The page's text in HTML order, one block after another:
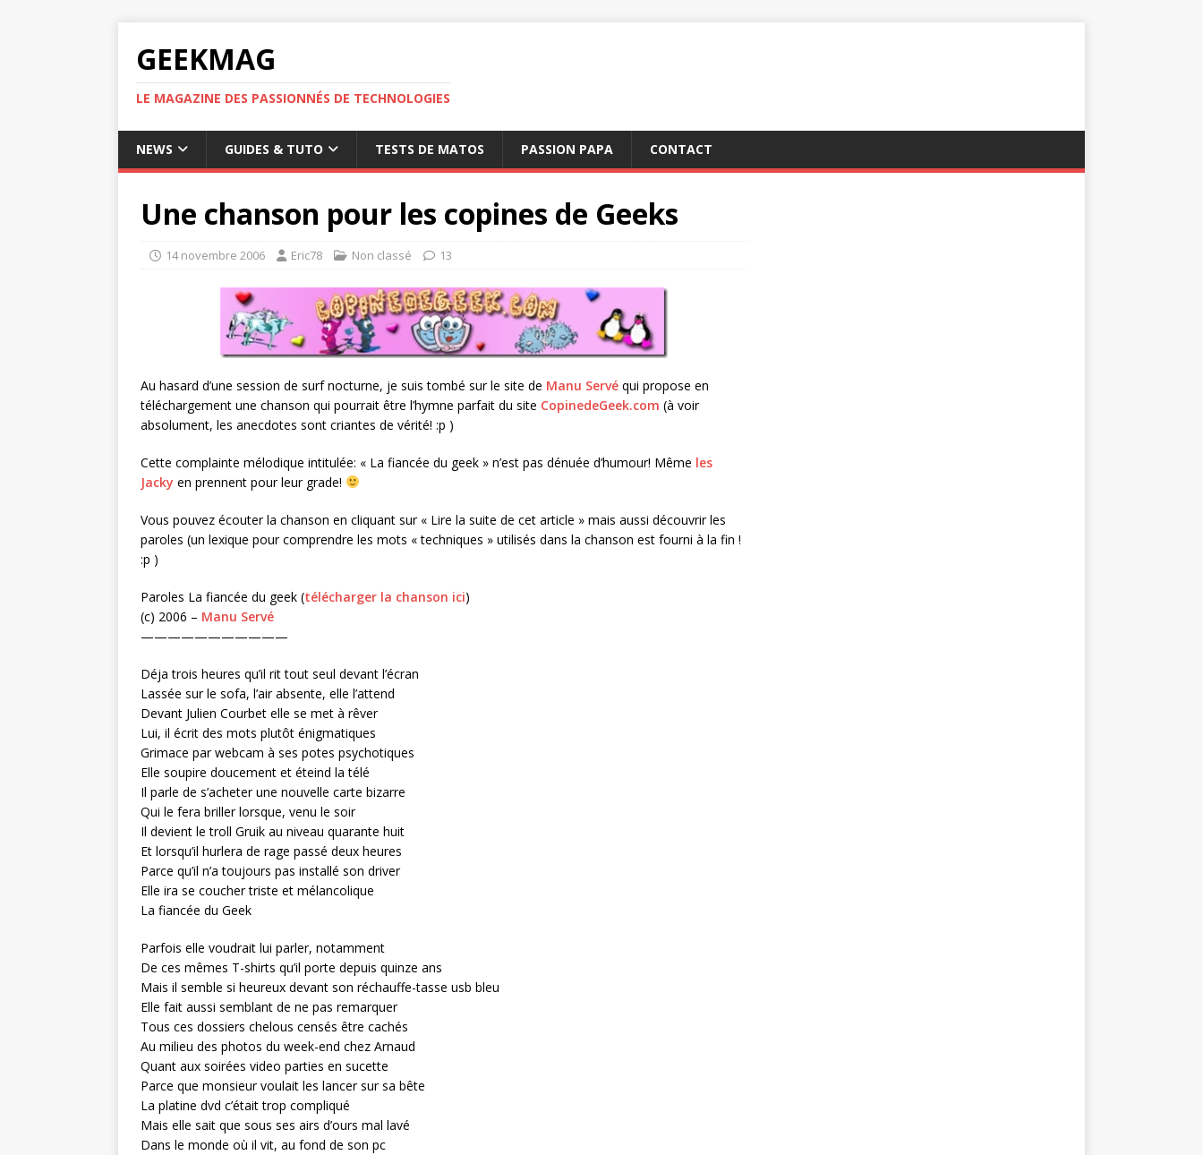
GEEKMAG
LE MAGAZINE DES PASSIONNÉS DE TECHNOLOGIES
NEWS GUIDES & TUTO TESTS DE MATOS PASSION PAPA CONTACT
Une chanson pour les copines de Geeks
14 novembre 2006 Eric78 Non classé 13
Au hasard d’une session de surf nocturne, je suis tombé sur le site de Manu Servé qui propose en
téléchargement une chanson qui pourrait être l’hymne parfait du site CopinedeGeek.com (à voir
absolument, les anecdotes sont criantes de vérité! :p )
Cette complainte mélodique intitulée: « La fiancée du geek » n’est pas dénuée d’humour! Même les
Jacky en prennent pour leur grade!
Vous pouvez écouter la chanson en cliquant sur « Lire la suite de cet article » mais aussi découvrir les
paroles (un lexique pour comprendre les mots « techniques » utilisés dans la chanson est fourni à la fin !
:p )
Paroles La fiancée du geek (télécharger la chanson ici)
(c) 2006 – Manu Servé
———————————
Déja trois heures qu’il rit tout seul devant l’écran
Lassée sur le sofa, l’air absente, elle l’attend
Devant Julien Courbet elle se met à rêver
Lui, il écrit des mots plutôt énigmatiques
Grimace par webcam à ses potes psychotiques
Elle soupire doucement et éteind la télé
Il parle de s’acheter une nouvelle carte bizarre
Qui le fera briller lorsque, venu le soir
Il devient le troll Gruik au niveau quarante huit
Et lorsqu’il hurlera de rage passé deux heures
Parce qu’il n’a toujours pas installé son driver
Elle ira se coucher triste et mélancolique
La fiancée du Geek
Parfois elle voudrait lui parler, notamment
De ces mêmes T-shirts qu’il porte depuis quinze ans
Mais il semble si heureux devant son réchauffe-tasse usb bleu
Elle fait aussi semblant de ne pas remarquer
Tous ces dossiers chelous censés être cachés
Au milieu des photos du week-end chez Arnaud
Quant aux soirées video parties en sucette
Parce que monsieur voulait les lancer sur sa bête
La platine dvd c’était trop compliqué
Mais elle sait que sous ses airs d’ours mal lavé
Dans le monde où il vit, au fond de son pc